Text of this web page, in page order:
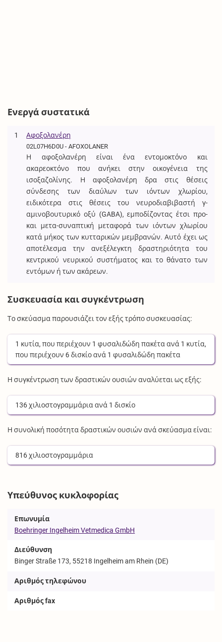
Ενεργά συστατικά
1 Αφοξολανέρη
02L07H6D0U - AFOXOLANER
Η αφοξολανέρη είναι ένα εντομοκτόνο και
ακαρεοκτόνο που ανήκει στην οικογένεια της
ισοξαζολίνης. Η αφοξολανέρη δρα στις θέσεις
σύνδεσης των διαύλων των ιόντων χλωρίου,
ειδικότερα στις θέσεις του νευροδιαβιβαστή γ-
αμινοβουτυρικό οξύ (GABA), εμποδίζοντας έτσι προ-
και μετα-συναπτική μεταφορά των ιόντων χλωρίου
κατά μήκος των κυτταρικών μεμβρανών. Αυτό έχει ως
αποτέλεσμα την ανεξέλεγκτη δραστηριότητα του
κεντρικού νευρικού συστήματος και το θάνατο των
εντόμων ή των ακάρεων.
Συσκευασία και συγκέντρωση
Το σκεύασμα παρουσιάζει τον εξής τρόπο συσκευασίας:
1 κυτία, που περιέχουν 1 φυσαλιδώδη πακέταανά 1 κυτία,
που περιέχουν 6δισκίοανά 1 φυσαλιδώδη πακέτα
Η συγκέντρωση των δραστικών ουσιών αναλύεται ως εξής:
136χιλιοστογραμμάριαανά 1 δισκίο
Η συνολική ποσότητα δραστικών ουσιών ανά σκεύασμα είναι:
816χιλιοστογραμμάρια
Υπεύθυνος κυκλοφορίας
Επωνυμία
Boehringer Ingelheim Vetmedica GmbH
Διεύθυνση
Binger Straße 173, 55218 Ingelheim am Rhein (DE)
Αριθμός τηλεφώνου
Αριθμός fax